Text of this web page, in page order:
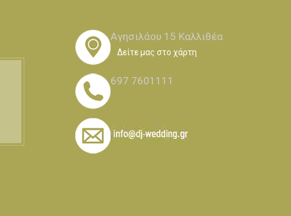
Αγησιλάου 15 Καλλιθέα
Δείτε μας στο χάρτη
697 7601111